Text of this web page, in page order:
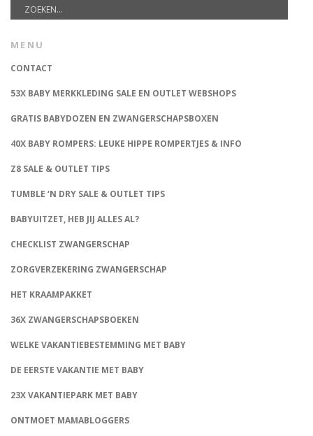
MENU
CONTACT
53X BABY MERKKLEDING SALE EN OUTLET WEBSHOPS
GRATIS BABYDOZEN EN ZWANGERSCHAPSBOXEN
40X BABY ROMPERS: LEUKE HIPPE ROMPERTJES & INFO
Z8 SALE & OUTLET TIPS
TUMBLE ‘N DRY SALE & OUTLET TIPS
BABYUITZET, HEB JIJ ALLES AL?
CHECKLIST ZWANGERSCHAP
ZORGVERZEKERING ZWANGERSCHAP
HET KRAAMPAKKET
36X ZWANGERSCHAPSBOEKEN
WELKE VAKANTIEBESTEMMING MET BABY
DE EERSTE VAKANTIE MET BABY
23X VAKANTIEPARK MET BABY
ONTMOET MAMABLOGGERS